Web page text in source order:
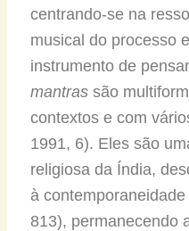
centrando-se na
musical do processo
instrumento de
mantrassão
contextos e com
1991, 6). Eles são
religiosa da Índia,
à
813), permanecendo